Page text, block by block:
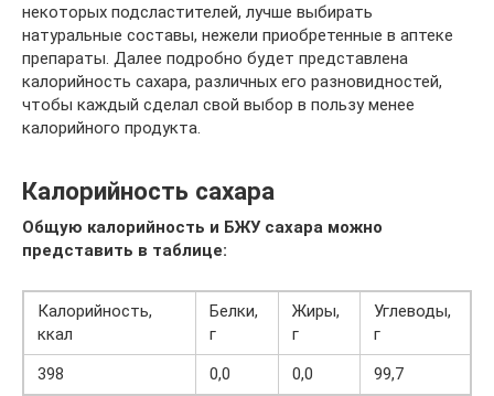
некоторых подсластителей, лучше выбирать
натуральные составы, нежели приобретенные в аптеке
препараты. Далее подробно будет представлена
калорийность сахара, различных его разновидностей,
чтобы каждый сделал свой выбор в пользу менее
калорийного продукта.
Калорийность сахара
Общую калорийность и БЖУ сахара можно
представить в таблице:
Калорийность,
ккал
Белки,
г
Жиры,
г
Углеводы,
г
398
0,0 0,0 99,7